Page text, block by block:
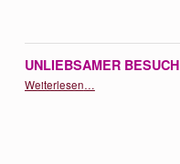
UNLIEBSAMER BESUCH
Weiterlesen…